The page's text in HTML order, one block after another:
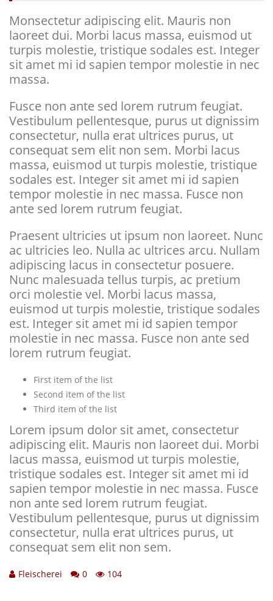
Monsectetur adipiscing elit. Mauris non
laoreet dui. Morbi lacus massa, euismod ut
turpis molestie, tristique sodales est. Integer
sit amet mi id sapien tempor molestie in nec
massa.
Fusce non ante sed lorem rutrum feugiat.
Vestibulum pellentesque, purus ut dignissim
consectetur, nulla erat ultrices purus, ut
consequat sem elit non sem. Morbi lacus
massa, euismod ut turpis molestie, tristique
sodales est. Integer sit amet mi id sapien
tempor molestie in nec massa. Fusce non
ante sed lorem rutrum feugiat.
Praesent ultricies ut ipsum non laoreet. Nunc
ac ultricies leo. Nulla ac ultrices arcu. Nullam
adipiscing lacus in consectetur posuere.
Nunc malesuada tellus turpis, ac pretium
orci molestie vel. Morbi lacus massa,
euismod ut turpis molestie, tristique sodales
est. Integer sit amet mi id sapien tempor
molestie in nec massa. Fusce non ante sed
lorem rutrum feugiat.
First item of the list
Second item of the list
Third item of the list
Lorem ipsum dolor sit amet, consectetur
adipiscing elit. Mauris non laoreet dui. Morbi
lacus massa, euismod ut turpis molestie,
tristique sodales est. Integer sit amet mi id
sapien tempor molestie in nec massa. Fusce
non ante sed lorem rutrum feugiat.
Vestibulum pellentesque, purus ut dignissim
consectetur, nulla erat ultrices purus, ut
consequat sem elit non sem.
Fleischerei 0 104